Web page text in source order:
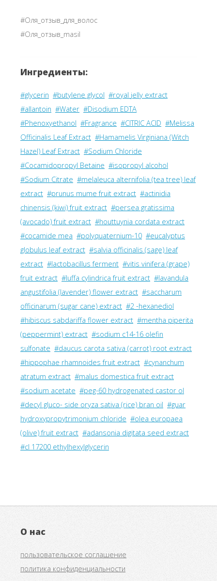
#Оля_отзыв_для_волос
#Оля_отзыв_masil
Ингредиенты:
#glycerin #butylene glycol #royal jelly extract
#allantoin #Water #Disodium EDTA
#Phenoxyethanol #Fragrance #CITRIC ACID #Melissa
Officinalis Leaf Extract #Hamamelis Virginiana (Witch
Hazel) Leaf Extract #Sodium Chloride
#Cocamidopropyl Betaine #isopropyl alcohol
#Sodium Citrate #melaleuca alternifolia (tea tree) leaf
extract #prunus mume fruit extract #actinidia
chinensis (kiwi) fruit extract #persea gratissima
(avocado) fruit extract #houttuynia cordata extract
#cocamide mea #polyquaternium-10 #eucalyptus
globulus leaf extract #salvia officinalis (sage) leaf
extract #lactobacillus ferment #vitis vinifera (grape)
fruit extract #luffa cylindrica fruit extract #lavandula
angustifolia (lavender) flower extract #saccharum
officinarum (sugar cane) extract #2 -hexanediol
#hibiscus sabdariffa flower extract #mentha piperita
(peppermint) extract #sodium c14-16 olefin
sulfonate #daucus carota sativa (carrot) root extract
#hippophae rhamnoides fruit extract #cynanchum
atratum extract #malus domestica fruit extract
#sodium acetate #peg-60 hydrogenated castor ol
#decyl gluco- side oryza sativa (rice) bran oil #guar
hydroxypropytrimonium chloride #olea europaea
(olive) fruit extract #adansonia digitata seed extract
#cl 17200 ethylhexylglycerin
О нас
пользовательское соглашение
политика конфиденциальности